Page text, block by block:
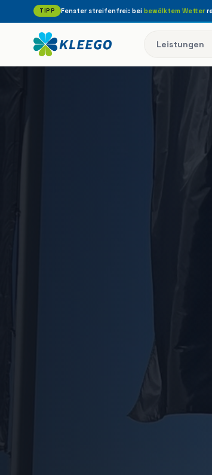
TIPP Fenster streifenfrei: bei bewölktem Wetter
Leistungen